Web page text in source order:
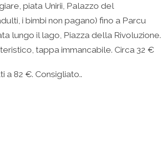
piata Unirii, Palazzo del
i bimbi non pagano) fino a Parcu
lungo il lago, Piazza della Rivoluzione.
tappa immancabile. Circa 32 €
a 82 €. Consigliato..